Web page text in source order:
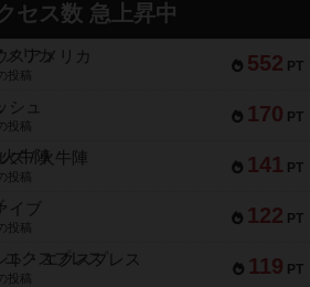
セス数 急上昇中
552 PT
スアメリカ
投稿
170 PT
シュ
投稿
141 PT
ズ / 火牛陣
投稿
122 PT
イブ
投稿
119 PT
ト・エクスプレス
投稿